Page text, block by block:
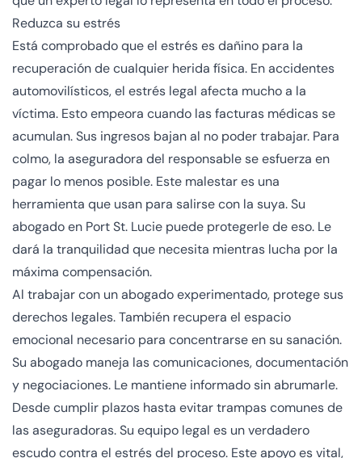
Reduzca su estrés
Está comprobado que el estrés es dañino para la
recuperación de cualquier herida física. En accidentes
automovilísticos, el estrés legal afecta mucho a la
víctima. Esto empeora cuando las facturas médicas se
acumulan. Sus ingresos bajan al no poder trabajar. Para
colmo, la aseguradora del responsable se esfuerza en
pagar lo menos posible. Este malestar es una
herramienta que usan para salirse con la suya. Su
abogado en Port St. Lucie puede protegerle de eso. Le
dará la tranquilidad que necesita mientras lucha por la
máxima compensación.
Al trabajar con un abogado experimentado, protege sus
derechos legales. También recupera el espacio
emocional necesario para concentrarse en su sanación.
Su abogado maneja las comunicaciones, documentación
y negociaciones. Le mantiene informado sin abrumarle.
Desde cumplir plazos hasta evitar trampas comunes de
las aseguradoras. Su equipo legal es un verdadero
escudo contra el estrés del proceso. Este apoyo es vital,